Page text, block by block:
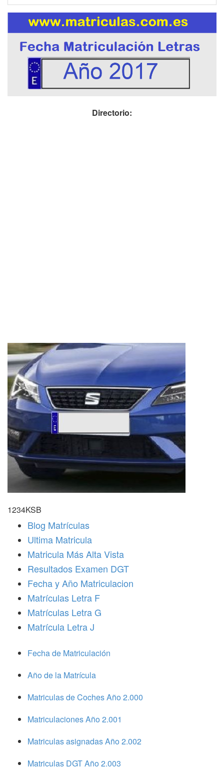
Directorio:
1234KSB
Blog Matrículas
Ultima Matricula
Matricula Más Alta Vista
Resultados Examen DGT
Fecha y Año Matriculacion
Matrículas Letra F
Matrículas Letra G
Matrícula Letra J
Fecha de Matriculación
Año de la Matrícula
Matriculas de Coches Año 2.000
Matriculaciones Año 2.001
Matriculas asignadas Año 2.002
Matriculas DGT Año 2.003